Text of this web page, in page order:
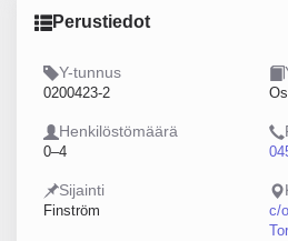
Perustiedot
Y-tunnus
0200423-2
Henkilöstömäärä
0–4
Sijainti
Finström
c/